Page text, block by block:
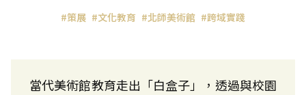
#策展 #文化教育 #北師美術館 #跨域實踐
當代美術館教育走出「白盒子」，透過與校園